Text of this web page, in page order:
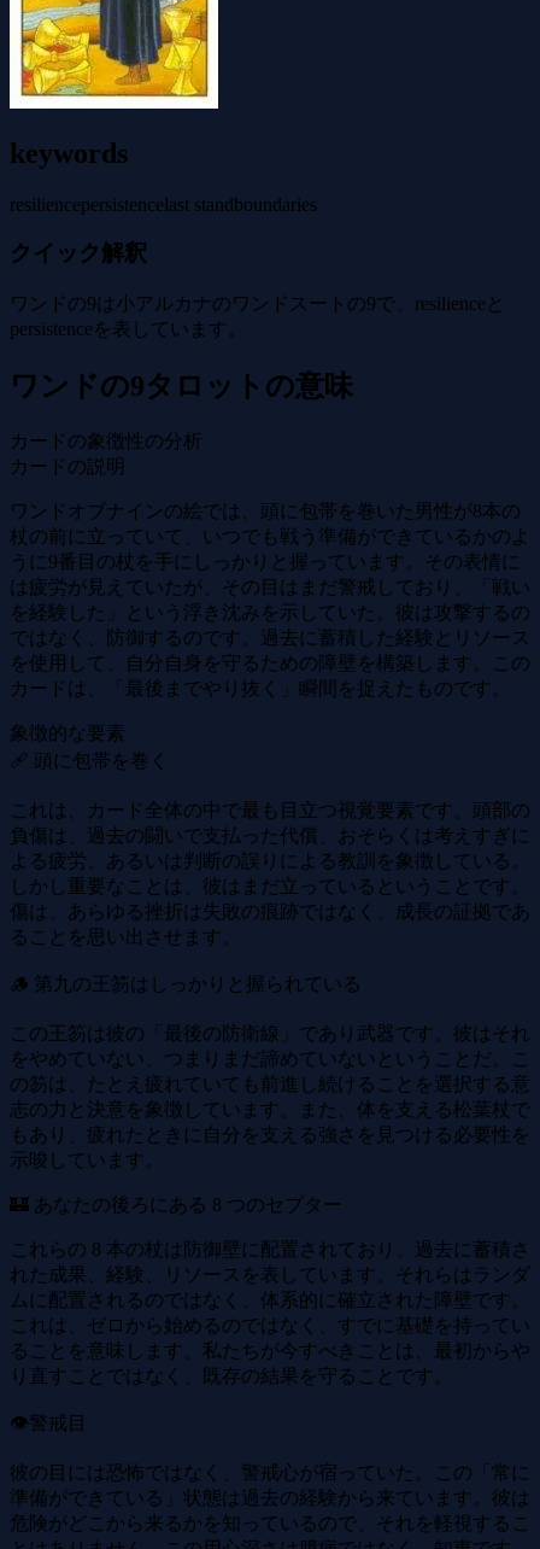
keywords
resiliencepersistencelast standboundaries
クイック解釈
ワンドの9は小アルカナのワンドスートの9で、resilienceと
persistenceを表しています。
ワンドの9タロットの意味
カードの象徴性の分析
カードの説明
ワンドオブナインの絵では、頭に包帯を巻いた男性が8本の
杖の前に立っていて、いつでも戦う準備ができているかのよ
うに9番目の杖を手にしっかりと握っています。その表情に
は疲労が見えていたが、その目はまだ警戒しており、「戦い
を経験した」という浮き沈みを示していた。彼は攻撃するの
ではなく、防御するのです。過去に蓄積した経験とリソース
を使用して、自分自身を守るための障壁を構築します。この
カードは、「最後までやり抜く」瞬間を捉えたものです。
象徴的な要素
🩹 頭に包帯を巻く
これは、カード全体の中で最も目立つ視覚要素です。頭部の
負傷は、過去の闘いで支払った代償、おそらくは考えすぎに
よる疲労、あるいは判断の誤りによる教訓を象徴している。
しかし重要なことは、彼はまだ立っているということです。
傷は、あらゆる挫折は失敗の痕跡ではなく、成長の証拠であ
ることを思い出させます。
🪵 第九の王笏はしっかりと握られている
この王笏は彼の「最後の防衛線」であり武器です。彼はそれ
をやめていない、つまりまだ諦めていないということだ。こ
の笏は、たとえ疲れていても前進し続けることを選択する意
志の力と決意を象徴しています。また、体を支える松葉杖で
もあり、疲れたときに自分を支える強さを見つける必要性を
示唆しています。
🏰 あなたの後ろにある 8 つのセプター
これらの 8 本の杖は防御壁に配置されており、過去に蓄積さ
れた成果、経験、リソースを表しています。それらはランダ
ムに配置されるのではなく、体系的に確立された障壁です。
これは、ゼロから始めるのではなく、すでに基礎を持ってい
ることを意味します。私たちが今すべきことは、最初からや
り直すことではなく、既存の結果を守ることです。
👁️警戒目
彼の目には恐怖ではなく、警戒心が宿っていた。この「常に
準備ができている」状態は過去の経験から来ています。彼は
危険がどこから来るかを知っているので、それを軽視するこ